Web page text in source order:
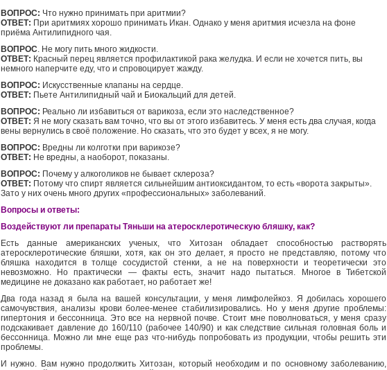
ВОПРОС: Что нужно принимать при аритмии?
ОТВЕТ: При аритмиях хорошо принимать Икан. Однако у меня аритмия исчезла на фоне
приёма Антилипидного чая.
ВОПРОС. Не могу пить много жидкости.
ОТВЕТ: Красный перец является профилактикой рака желудка. И если не хочется пить, вы
немного наперчите еду, что и спровоцирует жажду.
ВОПРОС: Искусственные клапаны на сердце.
ОТВЕТ: Пьете Антилипидный чай и Биокальций для детей.
ВОПРОС: Реально ли избавиться от варикоза, если это наследственное?
ОТВЕТ: Я не могу сказать вам точно, что вы от этого избавитесь. У меня есть два случая, когда
вены вернулись в своё положение. Но сказать, что это будет у всех, я не могу.
ВОПРОС: Вредны ли колготки при варикозе?
ОТВЕТ: Не вредны, а наоборот, показаны.
ВОПРОС: Почему у алкоголиков не бывает склероза?
ОТВЕТ: Потому что спирт является сильнейшим антиоксидантом, то есть «ворота закрыты».
Зато у них очень много других «профессиональных» заболеваний.
Вопросы и ответы:
Воздействуют ли препараты Тяньши на атеросклеротическую бляшку, как?
Есть данные американских ученых, что Хитозан обладает способностью растворять
атеросклеротические бляшки, хотя, как он это делает, я просто не представляю, потому что
бляшка находится в толще сосудистой стенки, а не на поверхности и теоретически это
невозможно. Но практически — факты есть, значит надо пытаться. Многое в Тибетской
медицине не доказано как работает, но работает же!
Два года назад я была на вашей консультации, у меня лимфолейкоз. Я добилась хорошего
самочувствия, анализы крови более-менее стабилизировались. Но у меня другие проблемы:
гипертония и бессонница. Это все на нервной почве. Стоит мне поволноваться, у меня сразу
подскакивает давление до 160/110 (рабочее 140/90) и как следствие сильная головная боль и
бессонница. Можно ли мне еще раз что-нибудь попробовать из продукции, чтобы решить эти
проблемы.
И нужно. Вам нужно продолжить Хитозан, который необходим и по основному заболеванию,